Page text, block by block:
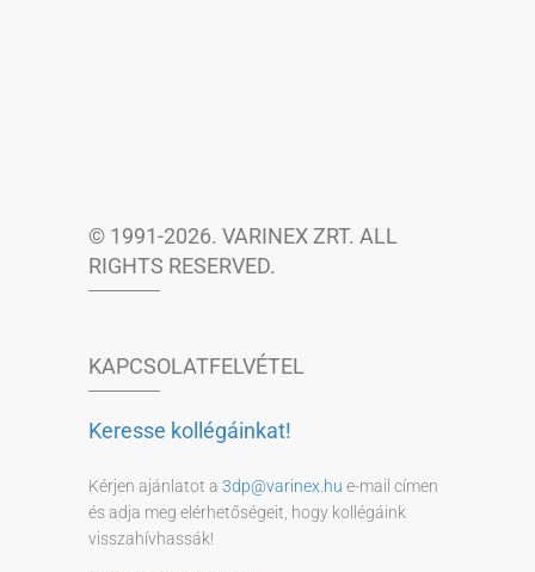
© 1991-2026. VARINEX ZRT. ALL
RIGHTS RESERVED.
KAPCSOLATFELVÉTEL
Keresse kollégáinkat!
Kérjen ajánlatot a 3dp@varinex.hu e-mail címen
és adja meg elérhetőségeit, hogy kollégáink
visszahívhassák!